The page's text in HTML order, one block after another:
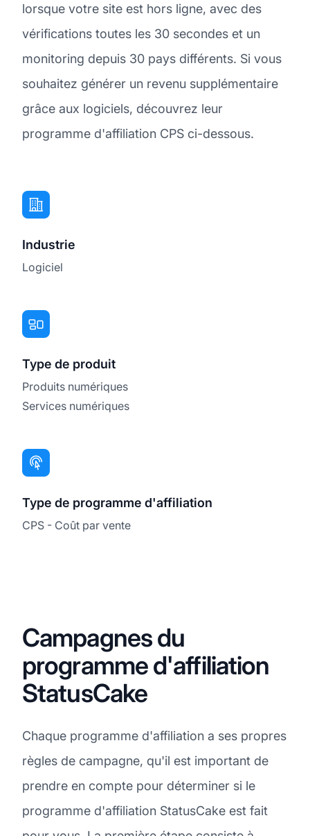
lorsque votre site est hors ligne, avec des
vérifications toutes les 30 secondes et un
monitoring depuis 30 pays différents. Si vous
souhaitez générer un revenu supplémentaire
grâce aux logiciels, découvrez leur
programme d'affiliation CPS ci-dessous.
Industrie
Logiciel
Type de produit
Produits numériques
Services numériques
Type de programme d'affiliation
CPS - Coût par vente
Campagnes du
programme d'affiliation
StatusCake
Chaque programme d'affiliation a ses propres
règles de campagne, qu'il est important de
prendre en compte pour déterminer si le
programme d'affiliation StatusCake est fait